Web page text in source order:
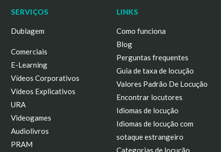
SERVIÇOS
Dublagem
Comerciais
E-Learning
Vídeos Corporativos
Vídeos Explicativos
URA
Videogames
Audiolivros
PRAM
LINKS
Como funciona
Blog
Perguntas frequentes
Guia de taxa de locução
Valores Padrão De Locução
Encontrar locutores
Idiomas de locução
Idiomas de locução com
sotaque estrangeiro
Categorias de locução